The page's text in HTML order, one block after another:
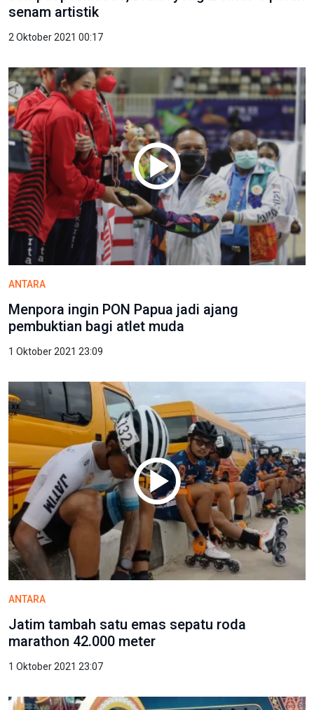
senam artistik
2 Oktober 2021 00:17
ANTARA
Menpora ingin PON Papua jadi ajang
pembuktian bagi atlet muda
1 Oktober 2021 23:09
ANTARA
Jatim tambah satu emas sepatu roda
marathon 42.000 meter
1 Oktober 2021 23:07